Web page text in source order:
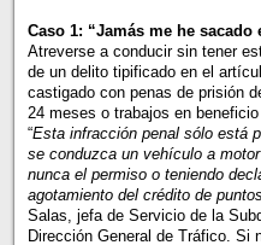
Caso 1: “Jamás me he sacado
Atreverse a conducir sin tener
de un delito tipificado en el
castigado con penas de prisión
24 meses o trabajos en
“Esta infracción penal sólo está
se conduzca un vehículo a
nunca el permiso o teniendo
agotamiento del crédito de puntos
Salas, jefa de Servicio de la
Dirección General de Tráfico. Si